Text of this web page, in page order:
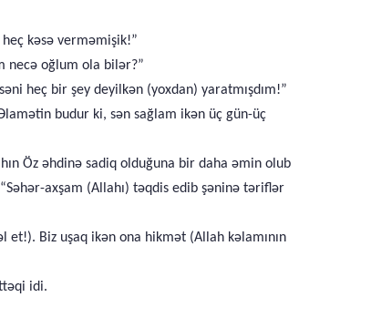
kəsə verməmişik!”
necə oğlum ola bilər?”
heç bir şey deyilkən (yoxdan) yaratmışdım!”
budur ki, sən sağlam ikən üç gün-üç
Öz əhdinə sadiq olduğuna bir daha əmin olub
axşam (Allahı) təqdis edib şəninə təriflər
et!). Biz uşaq ikən ona hikmət (Allah kəlamının
idi.